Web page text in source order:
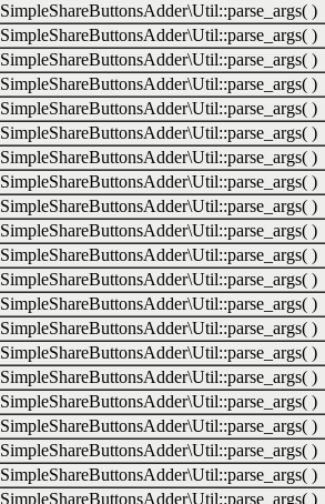
SimpleShareButtonsAdder\Util::parse_args( )
SimpleShareButtonsAdder\Util::parse_args( )
SimpleShareButtonsAdder\Util::parse_args( )
SimpleShareButtonsAdder\Util::parse_args( )
SimpleShareButtonsAdder\Util::parse_args( )
SimpleShareButtonsAdder\Util::parse_args( )
SimpleShareButtonsAdder\Util::parse_args( )
SimpleShareButtonsAdder\Util::parse_args( )
SimpleShareButtonsAdder\Util::parse_args( )
SimpleShareButtonsAdder\Util::parse_args( )
SimpleShareButtonsAdder\Util::parse_args( )
SimpleShareButtonsAdder\Util::parse_args( )
SimpleShareButtonsAdder\Util::parse_args( )
SimpleShareButtonsAdder\Util::parse_args( )
SimpleShareButtonsAdder\Util::parse_args( )
SimpleShareButtonsAdder\Util::parse_args( )
SimpleShareButtonsAdder\Util::parse_args( )
SimpleShareButtonsAdder\Util::parse_args( )
SimpleShareButtonsAdder\Util::parse_args( )
SimpleShareButtonsAdder\Util::parse_args( )
SimpleShareButtonsAdder\Util::parse_args( )